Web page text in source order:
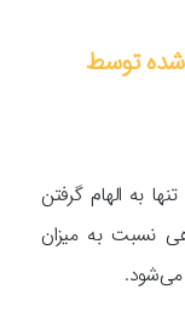
شده توسط
به الهام گرفتن
نسبت به میزان